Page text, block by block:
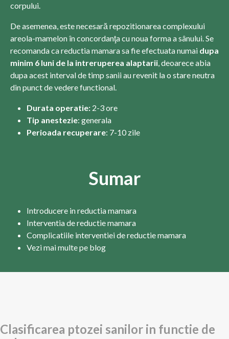
corpului.
De asemenea, este necesară repozitionarea complexului
areola-mamelon în concordanţa cu noua forma a sânului. Se
recomanda ca reductia mamara sa fie efectuata numai dupa
minim 6 luni de la intreruperea alaptarii, deoarece abia
dupa acest interval de timp sanii au revenit la o stare neutra
din punct de vedere functional.
Durata operatie: 2-3 ore
Tip anestezie: generala
Perioada recuperare: 7-10 zile
Sumar
Introducere in reductia mamara
Interventia de reductie mamara
Complicatiile interventiei de reductie mamara
Vezi mai multe pe blog
Clasificarea ptozei sanilor in functie de